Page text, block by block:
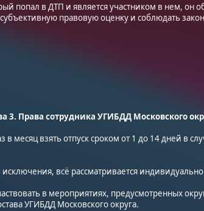
попал в ДТП и является участником в нем, он
правовую оценку и соблюдать
3. Права сотрудника УГИБДД Московского
в месяц взять отпуск сроком от 1 до 14 дней в
всё рассматривается
в мероприятиях, предусмотренных
УГИБДД Московского округа.